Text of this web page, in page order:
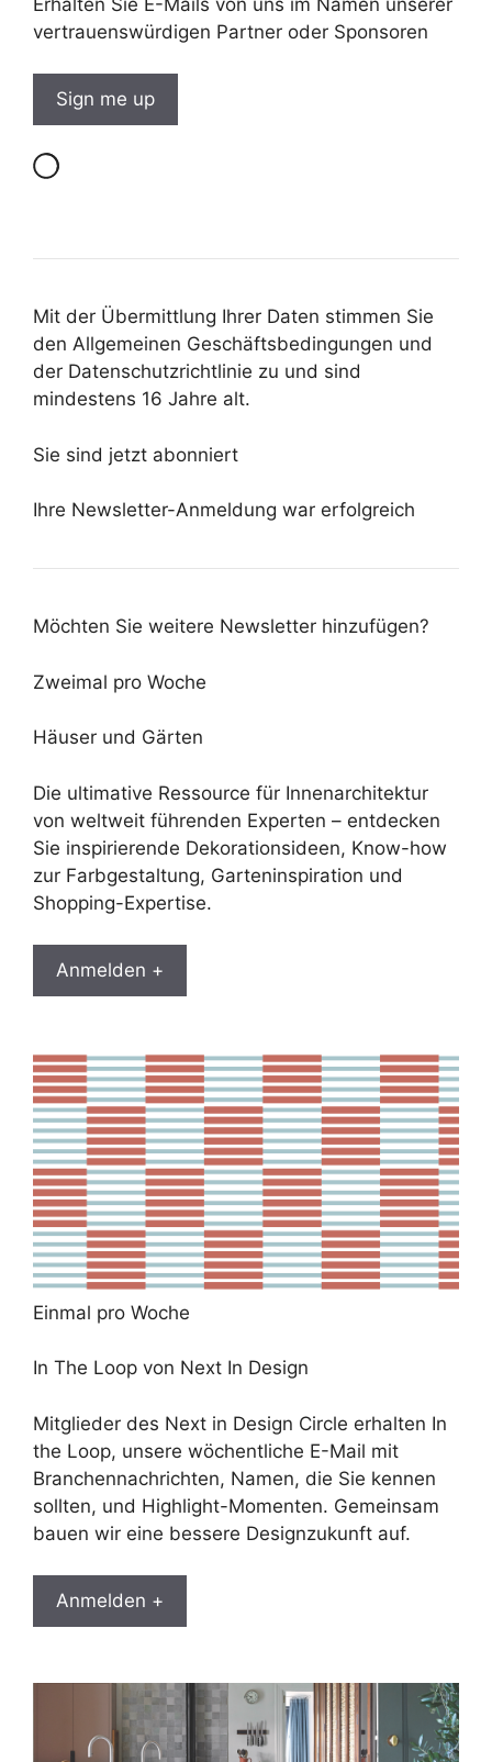
vertrauenswürdigen Partner oder Sponsoren
Mit der Übermittlung Ihrer Daten stimmen Sie
den Allgemeinen Geschäftsbedingungen und
der Datenschutzrichtlinie zu und sind
mindestens 16 Jahre alt.
Sie sind jetzt abonniert
Ihre Newsletter-Anmeldung war erfolgreich
Möchten Sie weitere Newsletter hinzufügen?
Zweimal pro Woche
Häuser und Gärten
Die ultimative Ressource für Innenarchitektur
von weltweit führenden Experten – entdecken
Sie inspirierende Dekorationsideen, Know-how
zur Farbgestaltung, Garteninspiration und
Shopping-Expertise.
Anmelden +
Einmal pro Woche
In The Loop von Next In Design
Mitglieder des Next in Design Circle erhalten In
the Loop, unsere wöchentliche E-Mail mit
Branchennachrichten, Namen, die Sie kennen
sollten, und Highlight-Momenten. Gemeinsam
bauen wir eine bessere Designzukunft auf.
Anmelden +